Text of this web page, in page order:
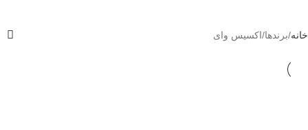
خانه برندها اکسیس وای